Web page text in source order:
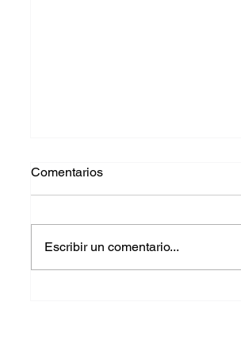
Comentarios
Escribir un comentario...